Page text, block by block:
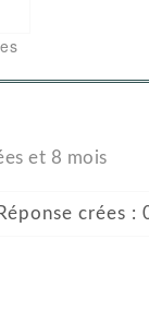
et 8 mois
Réponse crées :